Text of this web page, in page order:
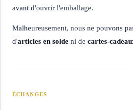
avant d'ouvrir l'emballage.
Malheureusement, nous ne pouvons
d'articles en solde ni de cartes-
ÉCHANGES